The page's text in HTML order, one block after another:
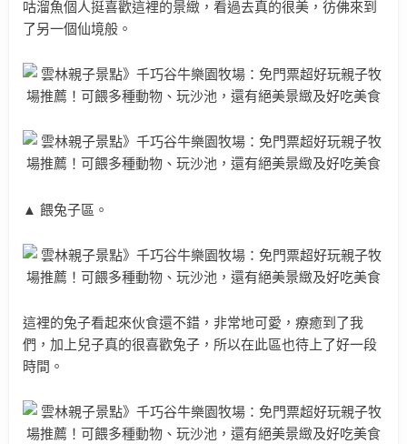
咕溜魚個人挺喜歡這裡的景緻，看過去真的很美，彷佛來到
了另一個仙境般。
▲ 餵兔子區。
這裡的兔子看起來伙食還不錯，非常地可愛，療癒到了我
們，加上兒子真的很喜歡兔子，所以在此區也待上了好一段
時間。